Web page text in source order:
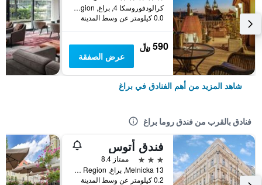
كرالودفوروسكا 4, براغ, Prague Region, جمهورية التشيك
0.0 كيلومتر عن وسط المدينة
590 ﷼
عرض الصفقة
شاهد المزيد من أهم الفنادق في براغ
فنادق بالقرب من فندق روما براغ
فندق أتوس
3 نجوم
ممتاز 8.4
Melnicka 13, براغ, Prague Region, جمهورية التشيك
0.2 كيلومتر عن وسط المدينة